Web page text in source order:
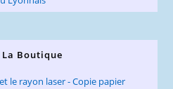
Boutique
le rayon laser - Copie papier